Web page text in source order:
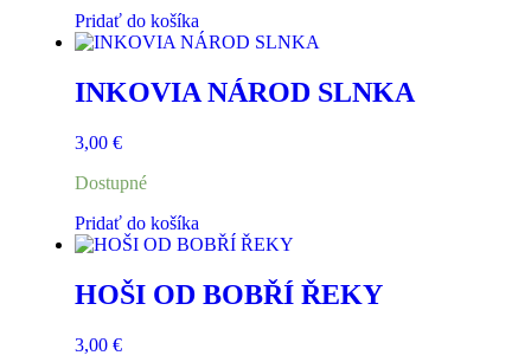
Pridať do košíka
INKOVIA NÁROD SLNKA
3,00 €
Dostupné
Pridať do košíka
HOŠI OD BOBŘÍ ŘEKY
3,00 €